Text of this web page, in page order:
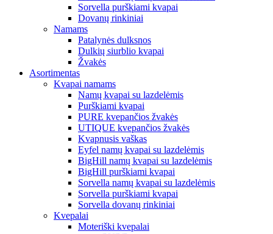
Sorvella purškiami kvapai
Dovanų rinkiniai
Namams
Patalynės dulksnos
Dulkių siurblio kvapai
Žvakės
Asortimentas
Kvapai namams
Namų kvapai su lazdelėmis
Purškiami kvapai
PURE kvepančios žvakės
UTIQUE kvepančios žvakės
Kvapnusis vaškas
Eyfel namų kvapai su lazdelėmis
BigHill namų kvapai su lazdelėmis
BigHill purškiami kvapai
Sorvella namų kvapai su lazdelėmis
Sorvella purškiami kvapai
Sorvella dovanų rinkiniai
Kvepalai
Moteriški kvepalai